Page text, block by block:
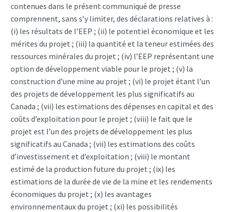
contenues dans le présent communiqué de presse
comprennent, sans s’y limiter, des déclarations relatives à :
(i) les résultats de l’EEP ; (ii) le potentiel économique et les
mérites du projet ; (iii) la quantité et la teneur estimées des
ressources minérales du projet ; (iv) l’EEP représentant une
option de développement viable pour le projet ; (v) la
construction d’une mine au projet ; (vi) le projet étant l’un
des projets de développement les plus significatifs au
Canada ; (vii) les estimations des dépenses en capital et des
coûts d’exploitation pour le projet ; (viii) le fait que le
projet est l’un des projets de développement les plus
significatifs au Canada ; (vii) les estimations des coûts
d’investissement et d’exploitation ; (viii) le montant
estimé de la production future du projet ; (ix) les
estimations de la durée de vie de la mine et les rendements
économiques du projet ; (x) les avantages
environnementaux du projet ; (xi) les possibilités